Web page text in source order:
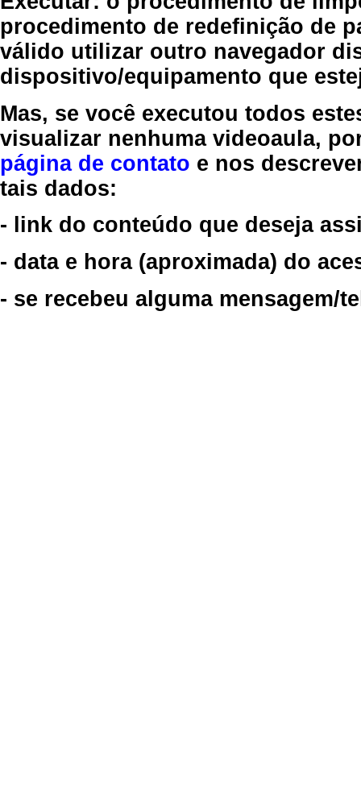
procedimento de redefinição de
válido utilizar outro navegador
dispositivo/equipamento que
Mas, se você executou todos
visualizar nenhuma videoaula,
página de contato e nos
tais dados:
- link do conteúdo que deseja
- data e hora (aproximada) do
- se recebeu alguma mensagem/